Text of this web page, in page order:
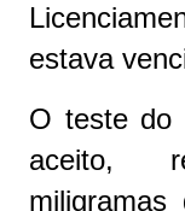
estava
O teste do
aceito,